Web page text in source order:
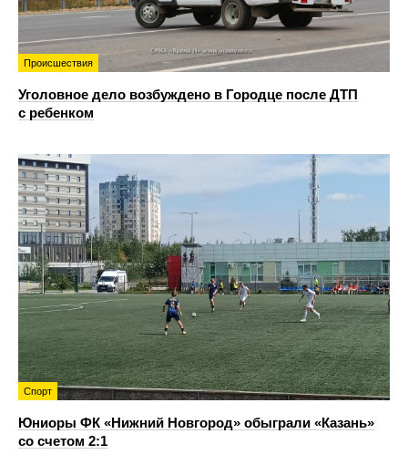
Происшествия
Уголовное дело возбуждено в Городце после ДТП
с ребенком
Спорт
Юниоры ФК «Нижний Новгород» обыграли «Казань»
со счетом 2:1